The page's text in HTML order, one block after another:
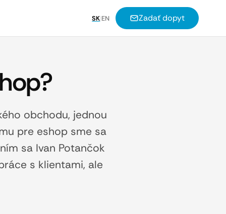
SK|EN Zadať dopyt
obchodu, jednou
pre eshop sme sa
sa Ivan Potančok
s klientami, ale